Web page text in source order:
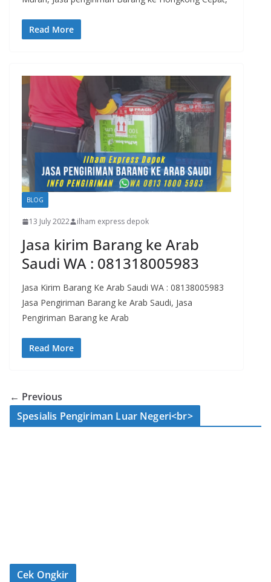
Read More
BLOG
13 July 2022 ilham express depok
Jasa kirim Barang ke Arab
Saudi WA : 081318005983
Jasa Kirim Barang Ke Arab Saudi WA : 08138005983
Jasa Pengiriman Barang ke Arab Saudi, Jasa
Pengiriman Barang ke Arab
Read More
← Previous
Spesialis Pengiriman Luar Negeri<br>
Cek Ongkir